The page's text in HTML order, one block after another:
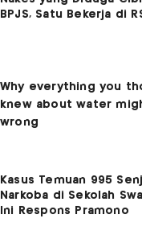
BPJS, Satu Bekerja di
Kasus Temuan 995
Narkoba di Sekolah
Ini Respons Pramono